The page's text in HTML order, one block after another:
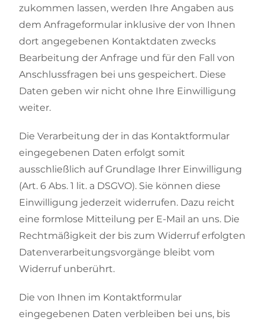
zukommen lassen, werden Ihre Angaben aus
dem Anfrageformular inklusive der von Ihnen
dort angegebenen Kontaktdaten zwecks
Bearbeitung der Anfrage und für den Fall von
Anschlussfragen bei uns gespeichert. Diese
Daten geben wir nicht ohne Ihre Einwilligung
weiter.
Die Verarbeitung der in das Kontaktformular
eingegebenen Daten erfolgt somit
ausschließlich auf Grundlage Ihrer Einwilligung
(Art. 6 Abs. 1 lit. a DSGVO). Sie können diese
Einwilligung jederzeit widerrufen. Dazu reicht
eine formlose Mitteilung per E-Mail an uns. Die
Rechtmäßigkeit der bis zum Widerruf erfolgten
Datenverarbeitungsvorgänge bleibt vom
Widerruf unberührt.
Die von Ihnen im Kontaktformular
eingegebenen Daten verbleiben bei uns, bis